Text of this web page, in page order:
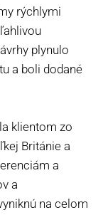
rýchlymi
plynulo
a boli dodané
klientom zo
Británie a
a
a
na celom